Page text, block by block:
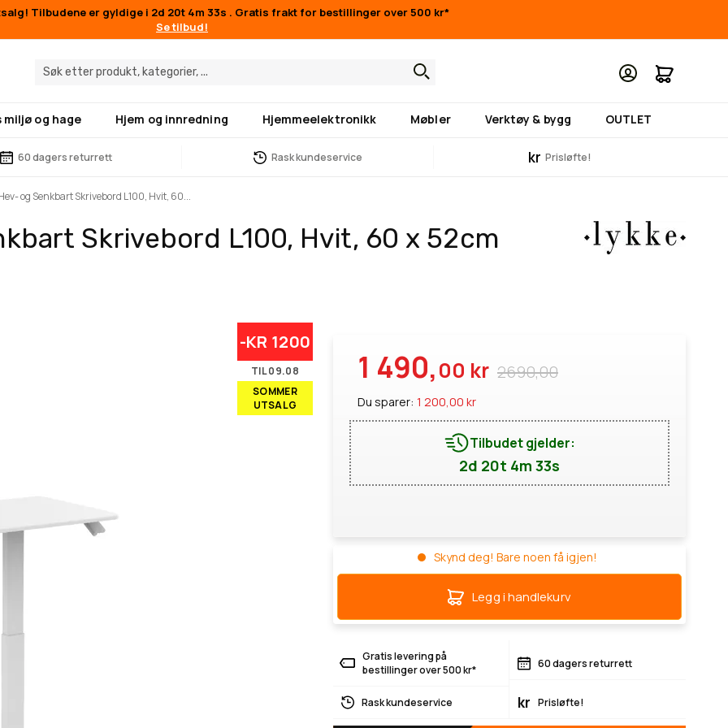
Tilbudene er gyldige i 2d 20t 4m 33s . Gratis frakt for bestillinger over 500 kr*
Se tilbud!
Min
miljø og hage Hjem og innredning Hjemmeelektronikk Møbler Verktøy & bygg OUTLET
60 dagers returrett Rask kundeservice kr Prisløfte!
og Senkbart Skrivebord L100, Hvit, 60...
Skrivebord L100, Hvit, 60 x 52cm
-KR 1200
TIL 09.08
SOMMER
UTSALG
2690,00
1 490,00 kr
Du sparer: 1 200,00 kr
Tilbudet gjelder:
2d 20t 4m 33s
Skynd deg! Bare noen få igjen!
Legg i handlekurv
Gratis levering på
bestillinger over 500 kr*
60 dagers returrett
Rask kundeservice kr Prisløfte!